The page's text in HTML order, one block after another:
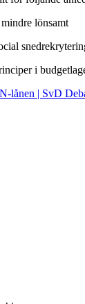
lönsamt
i
lånen | SvD